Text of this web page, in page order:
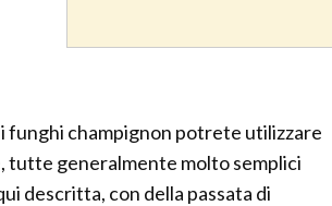
funghi champignon potrete utilizzare
tutte generalmente molto semplici
descritta, con della passata di